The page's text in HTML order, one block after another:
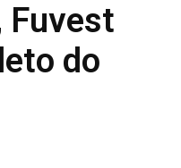
Fuvest
do